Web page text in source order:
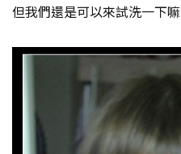
但我們還是可以來試洗一下嘛